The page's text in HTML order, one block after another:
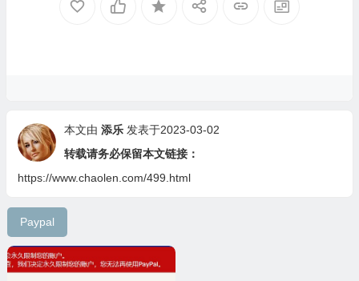
本文由 添乐 发表于2023-03-02
转载请务必保留本文链接：
https://www.chaolen.com/499.html
Paypal